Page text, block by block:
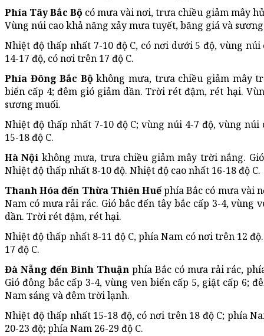
Phía Tây Bắc Bộ có mưa vài nơi, trưa chiều giảm mây
Vùng núi cao khả năng xảy mưa tuyết, băng giá và
Nhiệt độ thấp nhất 7-10 độ C, có nơi dưới 5 độ, vùng
14-17 độ, có nơi trên 17 độ C.
Phía Đông Bắc Bộ không mưa, trưa chiều giảm mây
biển cấp 4; đêm gió giảm dần. Trời rét đậm, rét hại.
sương muối.
Nhiệt độ thấp nhất 7-10 độ C; vùng núi 4-7 độ, vùng
15-18 độ C.
Hà Nội không mưa, trưa chiều giảm mây trời nắng.
Nhiệt độ thấp nhất 8-10 độ. Nhiệt độ cao nhất 16-18 độ C.
Thanh Hóa đến Thừa Thiên Huếphía Bắc có mưa vài
Nam có mưa rải rác. Gió bắc đến tây bắc cấp 3-4, vùng
dần. Trời rét đậm, rét hại.
Nhiệt độ thấp nhất 8-11 độ C, phía Nam có nơi trên 12
17 độ C.
Đà Nẵng đến Bình Thuậnphía Bắc có mưa rải rác,
Gió đông bắc cấp 3-4, vùng ven biển cấp 5, giật cấp 6;
Nam sáng và đêm trời lạnh.
Nhiệt độ thấp nhất 15-18 độ, có nơi trên 18 độ C; phía
20-23 độ; phía Nam 26-29 độ C.